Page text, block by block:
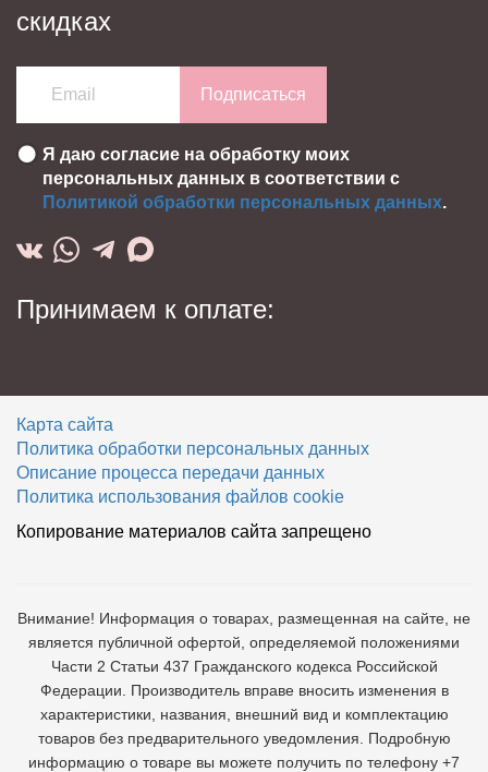
скидках
Подписаться
Я даю согласие на обработку моих
персональных данных в соответствии с
Политикой обработки персональных данных.
Принимаем к оплате:
Карта сайта
Политика обработки персональных данных
Описание процесса передачи данных
Политика использования файлов cookie
Копирование материалов сайта запрещено
Внимание! Информация о товарах, размещенная на сайте, не
является публичной офертой, определяемой положениями
Части 2 Статьи 437 Гражданского кодекса Российской
Федерации. Производитель вправе вносить изменения в
характеристики, названия, внешний вид и комплектацию
товаров без предварительного уведомления. Подробную
информацию о товаре вы можете получить по телефону +7